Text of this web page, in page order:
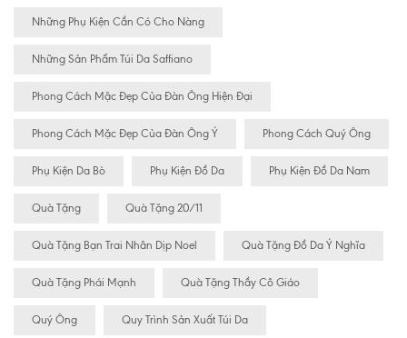
Những Phụ Kiện Cần Có Cho Nàng
Những Sản Phẩm Túi Da Saffiano
Phong Cách Mặc Đẹp Của Đàn Ông Hiện Đại
Phong Cách Mặc Đẹp Của Đàn Ông Ý Phong Cách Quý Ông
Phụ Kiện Da Bò Phụ Kiện Đồ Da Phụ Kiện Đồ Da Nam
Quà Tặng Quà Tặng 20/11
Quà Tặng Bạn Trai Nhân Dịp Noel Quà Tặng Đồ Da Ý Nghĩa
Quà Tặng Phái Mạnh Quà Tặng Thầy Cô Giáo
Quý Ông Quy Trình Sản Xuất Túi Da